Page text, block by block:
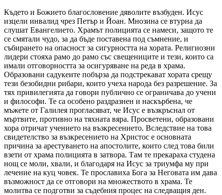
Където и Божието благословение дяволите възбуден. Исус
изцели инвалид чрез Петър и Йоан. Мнозина се втурна да
слушат Евангелието. Храмът полицията се намеси, защото те
се смятали чудо, за да бъде поставена под съмнение, и
събирането на опасност за сигурността на хората. Религиозни
лидери стояха рамо до рамо със свещениците и тези, които са
имали отговорността за осигуряване на реда в храма.
Образовани садукеите побърза да подстрекават хората срещу
тези безобидни рибари, които учеха народа без разрешение. За
тях привилегията да говори публично се ограничава до учени
и философи. Те са особено раздразнен и наскърбена, че
мъжете от Галилея прогласяват, че Исус е възкръснал от
мъртвите, противно на тяхната вяра. Просветени, образовани
хора отричат учението на възкресението. Вследствие на това
свидетелство за възкресението на Христос е основната
причина за арестуването на апостолите, които след това били
взети от храма полицията в затвора. Там те прекараха студена
нощ се моли, хвали, и благодаря на Исус за триумфа му при
лечение на куц човек. Те прославиха Бога за Неговата им дава
възможност да се отговори на множеството в храма. Те
молитва се подготви за съдебния процес на следващия ден.